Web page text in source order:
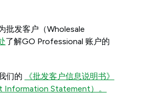
批发客户（Wholesale
了解GO Professional 账户的
们的
《批发客户信息说明书》
Information Statement）。